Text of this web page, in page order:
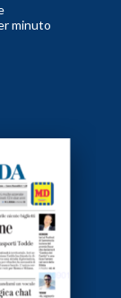
minuto